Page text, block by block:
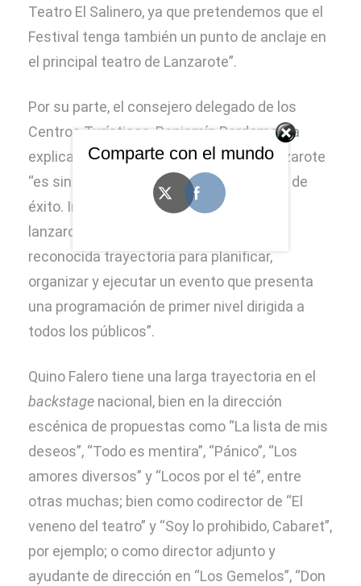
Teatro El Salinero, ya que pretendemos que el
Festival tenga también un punto de anclaje en
el principal teatro de Lanzarote”.
Por su parte, el consejero delegado de los
Centros Turísticos, Benjamín Perdomo, ha
explicado que el director de Escena Lanzarote
“es sinónimo de trabajo, de creatividad y de
éxito. Incorporamos el talento de un
lanzaroteño con una amplia, sólida y
reconocida trayectoria para planificar,
organizar y ejecutar un evento que presenta
una programación de primer nivel dirigida a
todos los públicos”.
Quino Falero tiene una larga trayectoria en el
backstage nacional, bien en la dirección
escénica de propuestas como “La lista de mis
deseos”, “Todo es mentira”, “Pánico”, “Los
amores diversos” y “Locos por el té”, entre
otras muchas; bien como codirector de “El
veneno del teatro” y “Soy lo prohibido, Cabaret”,
por ejemplo; o como director adjunto y
ayudante de dirección en “Los Gemelos”, “Don
Comparte con el mundo